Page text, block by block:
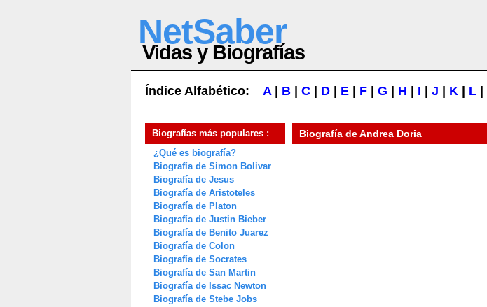
NetSaber
Vidas y Biografías
Índice Alfabético: A| B C D E F G H I J K L
Biografías más populares :
¿Qué es biografía?
Biografía de Simon Bolivar
Biografía de Jesus
Biografía de Aristoteles
Biografía de Platon
Biografía de Justin Bieber
Biografía de Benito Juarez
Biografía de Colon
Biografía de Socrates
Biografía de San Martin
Biografía de Issac Newton
Biografía de Stebe Jobs
Biografía deAndrea Doria